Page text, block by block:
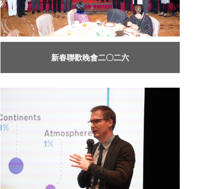
新春聯歡晚會二〇二六